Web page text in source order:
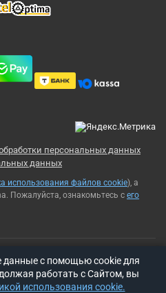
персональных данных
данных
использования файлов cookie), а
Пожалуйста, ознакомьтесь с его
защищены. Использование
с разрешения
данные с помощью cookie для
работать с Сайтом, вы
использования cookie.